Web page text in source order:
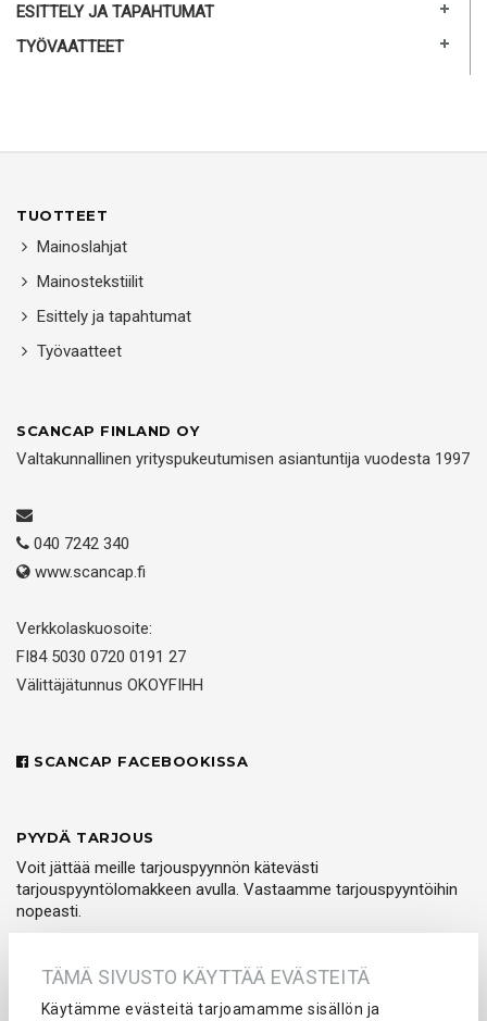
TÄMÄ SIVUSTO KÄYTTÄÄ EVÄSTEITÄ
Käytämme evästeitä tarjoamamme sisällön ja
ESITTELY JA TAPAHTUMAT
TYÖVAATTEET
TUOTTEET
Mainoslahjat
Mainostekstiilit
Esittely ja tapahtumat
Työvaatteet
SCANCAP FINLAND OY
Valtakunnallinen yrityspukeutumisen asiantuntija vuodesta 1997
040 7242 340
www.scancap.fi
Verkkolaskuosoite:
FI84 5030 0720 0191 27
Välittäjätunnus OKOYFIHH
SCANCAP FACEBOOKISSA
PYYDÄ TARJOUS
Voit jättää meille tarjouspyynnön kätevästi
tarjouspyyntölomakkeen avulla. Vastaamme tarjouspyyntöihin
nopeasti.